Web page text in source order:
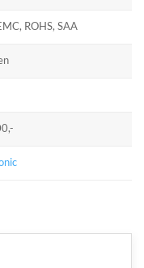
ROHS, SAA